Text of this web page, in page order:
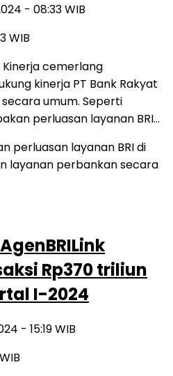
- 08:33 WIB
WIB
Kinerja cemerlang
kinerja PT Bank Rakyat
umum. Seperti
perluasan layanan BRI…
Rp370 triliun
I-2024
- 15:19 WIB